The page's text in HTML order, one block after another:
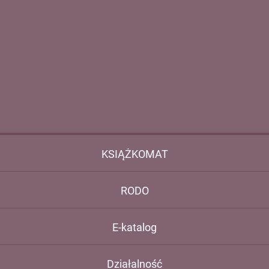
KSIĄŻKOMAT
RODO
E-katalog
Działalność